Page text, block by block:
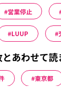
営業停止
LUUP
あわせて読
東京都